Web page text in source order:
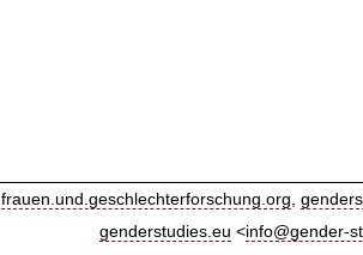
frauen.und.geschlechterforschung.org,
genderstudies.eu <info@gender-